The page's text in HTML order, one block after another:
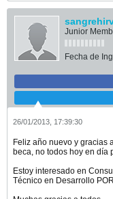
Junior
Fecha de
26/01/2013, 17:39:30
Feliz año nuevo y gracias
beca, no todos hoy en día
Estoy interesado en
Técnico en Desarrollo